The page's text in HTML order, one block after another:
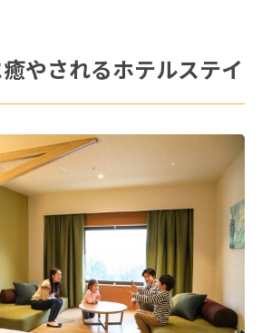
やされるホテルステイ